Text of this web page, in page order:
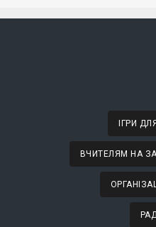
ІГРИ
ВЧИТЕЛЯМ НА